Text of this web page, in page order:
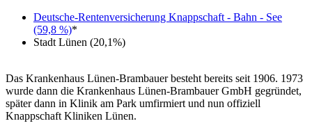
Deutsche-Rentenversicherung Knappschaft - Bahn - See
(59,8 %)*
Stadt Lünen (20,1%)
Das Krankenhaus Lünen-Brambauer besteht bereits seit 1906. 1973
wurde dann die Krankenhaus Lünen-Brambauer GmbH gegründet,
später dann in Klinik am Park umfirmiert und nun offiziell
Knappschaft Kliniken Lünen.